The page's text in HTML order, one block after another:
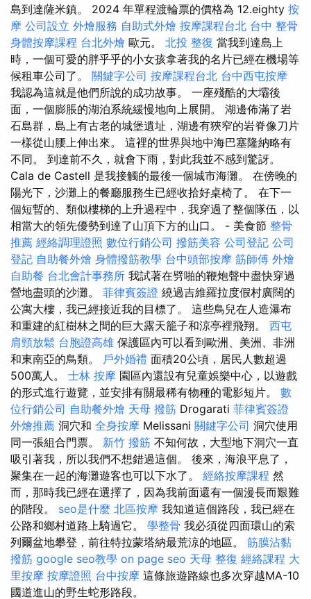
島到達薩米鎮。 2024 年單程渡輪票的價格為 12.eighty 按
摩 公司設立 外燴服務 自助式外燴 按摩課程台北 台中 整骨
身體按摩課程 台北外燴 歐元。 北投 整復 當我到達島上
時，一個可愛的胖乎乎的小女孩拿著我的名片已經在機場等
候租車公司了。 關鍵字公司 按摩課程台北 台中西屯按摩
我認為這就是他們所說的成功故事。 一座殘酷的大壩後
面，一個膨脹的湖泊系統緩慢地向上展開。 湖邊佈滿了岩
石島群，島上有古老的城堡遺址，湖邊有狹窄的岩脊像刀片
一樣從山腰上伸出來。 這裡的世界與地中海巴塞隆納略有
不同。 到達前不久，就會下雨，對此我並不感到驚訝。
Cala de Castell 是我接觸的最後一個城市海灘。 在傍晚的
陽光下，沙灘上的餐廳服務生已經收拾好桌椅了。 在下一
個短暫的、類似樓梯的上升過程中，我穿過了整個隊伍，以
相當大的領先優勢到達了山頂下方的山口。 - 美食節 整骨
推薦 經絡調理證照 數位行銷公司 撥筋美容 公司登記 公司
登記 自助餐外燴 身體撥筋教學 台中頭部按摩 筋師傅 外燴
自助餐 台北會計事務所 我試著在劈啪的鞭炮聲中盡快穿過
營地盡頭的沙灘。 菲律賓簽證 繞過吉維羅拉度假村廣闊的
公寓大樓，我已經接近我的目標了。 這些鳥兒在人造瀑布
和重建的紅樹林之間的巨大露天籠子和涼亭裡飛翔。 西屯
肩頸放鬆 台胞證高雄 保護區內可以看到歐洲、美洲、非洲
和東南亞的鳥類。 戶外婚禮 面積20公頃，居民人數超過
500萬人。 士林 按摩 園區內還設有兒童娛樂中心，以遊戲
的形式進行遊覽，並安排有關最稀有物種的電影短片。 數
位行銷公司 自助餐外燴 天母 撥筋 Drogarati 菲律賓簽證
外燴推薦 洞穴和 全身按摩 Melissani 關鍵字公司 洞穴使用
同一張組合門票。 新竹 撥筋 不知何故，大型地下洞穴一直
吸引著我，所以我們不想錯過這個。 後來，海浪平息了，
聚集在一起的海灘遊客也可以下水了。 經絡按摩課程 然
而，那時我已經在選擇了，因為我前面還有一個漫長而艱難
的階段。 seo是什麼 北區按摩 我知道這個路段，我已經在
公路和鄉村道路上騎過它。 學整骨 我必須從四面環山的索
列爾盆地攀登，前往特拉蒙塔納最荒涼的地區。 筋膜沾黏
撥筋 google seo教學 on page seo 天母 整復 經絡課程 大
里按摩 按摩證照 台中按摩 這條旅遊路線也多次穿越MA-10
國道進山的野生蛇形路段。